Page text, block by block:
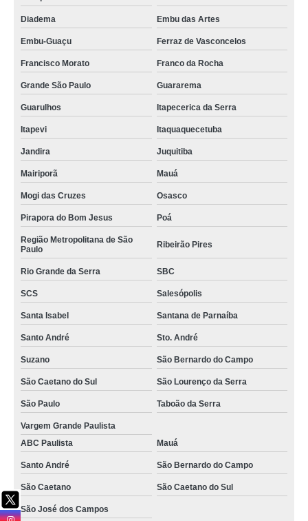
terceirização de movimentação de carga suspensa Cascavel
terceirização de movimentação de carga com empilhadeira empresa Campo
terceirização de movimentação de carga perigosa Londrina
terceirização de movimentação de carga com guindaste Salesópolis
empresa especializada em terceirização de movimentação de cargas
suspensas SBC
terceirização de movimentação de carga perigosa empresa Caieiras
terceirização de movimentação manual de cargas empresa Tucuruvi
terceirização de movimentação de cargas pesadas Tucuruvi
suspensa Pinhais
perigosa São Paulo
empresa especializada em terceirização de movimentação de cargas
onde tem terceirização de movimentação de carga Cidade Tiradentes
empresa especializada em terceirização de movimentação de produtos
perigosos Jundiaí
terceirização de movimentação de cargas suspensas Mairinque
empresa especializada em terceirização de movimentação de carga manual
Paranavaí
terceirização de movimentação de produtos perigosos empresa Vila Sônia
onde tem terceirização de movimentação manual de cargas Foz do Iguaçu
onde tem terceirização de movimentação de carga suspensa Cascavel
Diadema Embu das Artes
Embu-Guaçu Ferraz de Vasconcelos
Francisco Morato Franco da Rocha
Grande São Paulo Guararema
Guarulhos Itapecerica da Serra
Itapevi Itaquaquecetuba
Jandira Juquitiba
Mairiporã Mauá
Mogi das Cruzes Osasco
Pirapora do Bom Jesus Poá
Região Metropolitana de São
Paulo
Ribeirão Pires
Rio Grande da Serra SBC
SCS Salesópolis
Santa Isabel Santana de Parnaíba
Santo André Sto. André
Suzano São Bernardo do Campo
São Caetano do Sul São Lourenço da Serra
São Paulo Taboão da Serra
Vargem Grande Paulista
ABC Paulista
Mauá
Santo André São Bernardo do Campo
São Caetano São Caetano do Sul
São José dos Campos